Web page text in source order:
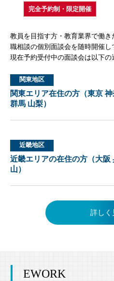
完全予約制・限定開催
教員を目指す方・教育業界で働
職相談の個別面談会を随時開催し
現在予約受付中の面談会は以下の
関東地区
関東エリア在住の方（東京
群馬 山梨）
近畿地区
近畿エリアの在住の方（大阪
山）
詳しく
EWORK